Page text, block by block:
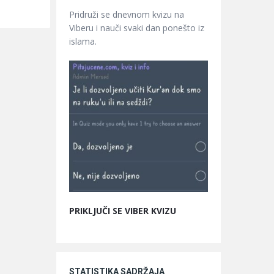
Pridruži se dnevnom kvizu na
Viberu i nauči svaki dan ponešto iz
islama.
PRIKLJUČI SE VIBER KVIZU
STATISTIKA SADRŽAJA